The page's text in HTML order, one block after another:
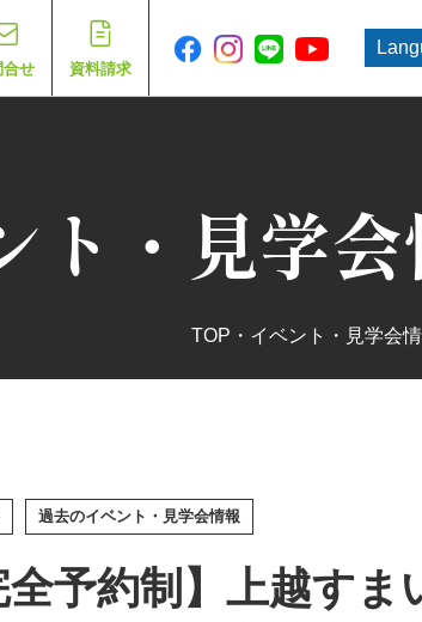
合せ 資料請求
ト・見学
TOP ・ イベント・見学会
過去のイベント・見学会情報
全予約制】上越す